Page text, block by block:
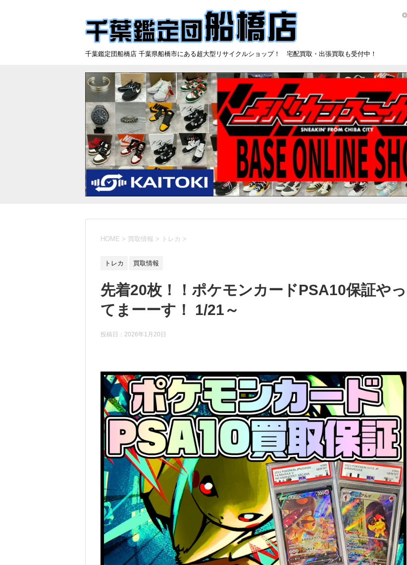
千葉鑑定団船橋店 千葉県船橋市にある超大型リサイクルショップ！ 宅配買取・出張買取も受付中！
HOME > 買取情報 > トレカ >
トレカ 買取情報
先着20枚！！ポケモンカードPSA10保証やっ
てまーーす！ 1/21～
投稿日： 2026年1月20日